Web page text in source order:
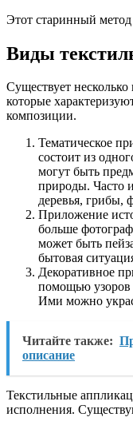
Этот старинный метод
Виды
Существует
которые
композиции.
Тематическое
состоит из
могут быть
природы. Часто
деревья, грибы,
Приложение
больше
может быть
бытовая
Декоративное
помощью узоров
Ими можно
Читайте также:
описание
Текстильные
исполнения.